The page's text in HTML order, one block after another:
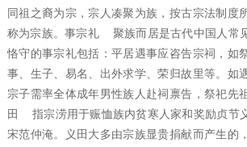
同祖之裔为宗，宗人凑聚为族，按古宗法制度
称为宗族。事宗礼 聚族而居是古代中国人常
恪守的事宗礼包括：平居遇事应咨告宗祠，如
事、生子、易名、出外求学、荣归故里等。如
宗子需率全体成年男性族人赴祠禀告，祭祀先
田 指宗涝用于赈恤族内贫寒人家和奖励贞节
宋范仲淹。义田大多由宗族显贵捐献而产生的